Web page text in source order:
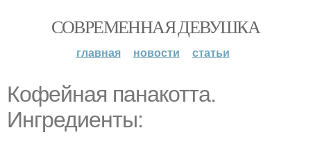
СОВРЕМЕННАЯ ДЕВУШКА
главная новости статьи
Кофейная панакотта.
Ингредиенты: